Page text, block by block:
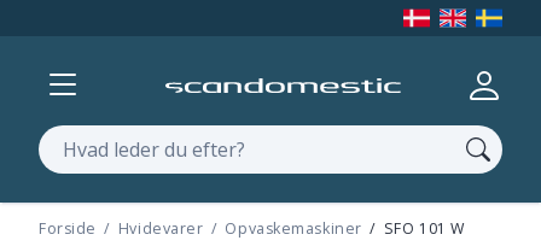
Vis menu
Søg
Forside Hvidevarer Opvaskemaskiner SFO 101 W